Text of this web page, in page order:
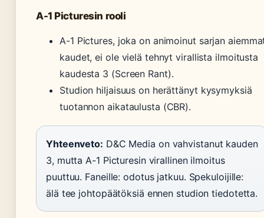
A-1 Picturesin rooli
A-1 Pictures, joka on animoinut sarjan
kaudet, ei ole vielä tehnyt virallista ilmoitusta
kaudesta 3 (Screen Rant).
Studion hiljaisuus on herättänyt kysymyksiä
tuotannon aikataulusta (CBR).
Yhteenveto: D&C Media on vahvistanut kauden
3, mutta A-1 Picturesin virallinen ilmoitus
puuttuu. Faneille: odotus jatkuu. Spekuloijille:
älä tee johtopäätöksiä ennen studion tiedotetta.